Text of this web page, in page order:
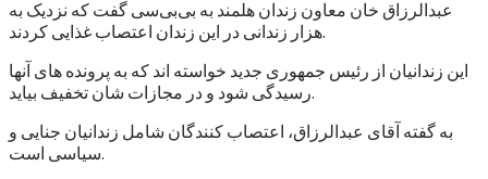
عبدالرزاق خان معاون زندان هلمند به بی‌بی‌سی گفت که نزدیک به
هزار زندانی در این زندان اعتصاب غذایی کردند.
این زندانیان از رئیس جمهوری جدید خواسته اند که به پرونده های آنها
رسیدگی شود و در مجازات شان تخفیف بیاید.
به گفته آقای عبدالرزاق، اعتصاب کنندگان شامل زندانیان جنایی و
سیاسی است.